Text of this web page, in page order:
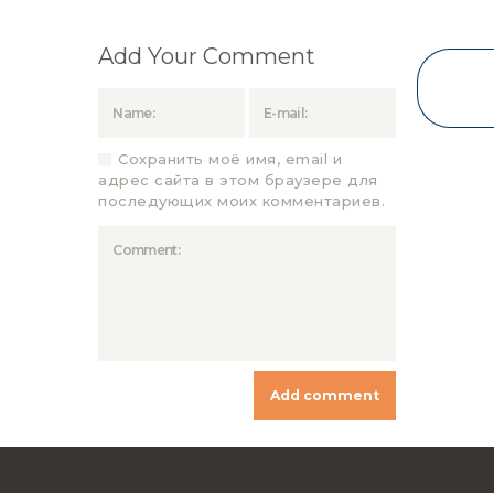
Add Your Comment
Сохранить моё имя, email и
адрес сайта в этом браузере для
последующих моих комментариев.